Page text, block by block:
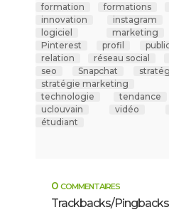
formation
formations
innovation
instagram
logiciel
marketing
Pinterest
profil
relation
réseau social
seo
Snapchat
stratégie marketing
technologie
tendance
uclouvain
vidéo
étudiant
0 commentaires
Trackbacks/Pingbacks